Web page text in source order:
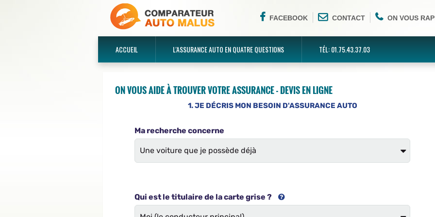
FACEBOOK CONTACT ON VOUS
ACCUEIL L'ASSURANCE AUTO EN QUATRE QUESTIONS TÉL: 01.75.43.37.03
ON VOUS AIDE À TROUVER VOTRE ASSURANCE - DEVIS EN LIGNE